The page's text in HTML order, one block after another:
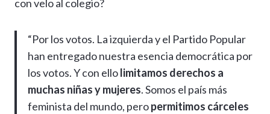
con velo al colegio?
“Por los votos. La izquierda y el Partido Popular
han entregado nuestra esencia democrática por
los votos. Y con ellolimitamos derechos a
muchas niñas y mujeres. Somos el país más
feminista del mundo, peropermitimos cárceles